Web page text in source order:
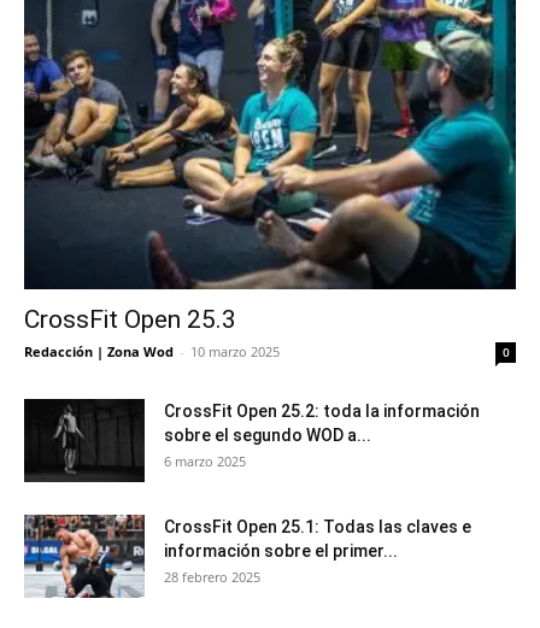
CrossFit Open 25.3
Redacción | Zona Wod - 10 marzo 2025 0
CrossFit Open 25.2: toda la información
sobre el segundo WOD a...
6 marzo 2025
CrossFit Open 25.1: Todas las claves e
información sobre el primer...
28 febrero 2025